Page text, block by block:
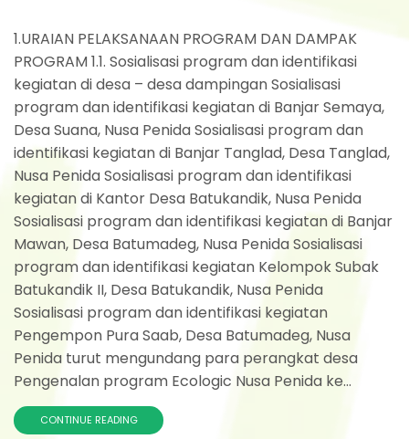
1.URAIAN PELAKSANAAN PROGRAM DAN DAMPAK
PROGRAM 1.1. Sosialisasi program dan identifikasi
kegiatan di desa – desa dampingan Sosialisasi
program dan identifikasi kegiatan di Banjar Semaya,
Desa Suana, Nusa Penida Sosialisasi program dan
identifikasi kegiatan di Banjar Tanglad, Desa Tanglad,
Nusa Penida Sosialisasi program dan identifikasi
kegiatan di Kantor Desa Batukandik, Nusa Penida
Sosialisasi program dan identifikasi kegiatan di Banjar
Mawan, Desa Batumadeg, Nusa Penida Sosialisasi
program dan identifikasi kegiatan Kelompok Subak
Batukandik II, Desa Batukandik, Nusa Penida
Sosialisasi program dan identifikasi kegiatan
Pengempon Pura Saab, Desa Batumadeg, Nusa
Penida turut mengundang para perangkat desa
Pengenalan program Ecologic Nusa Penida ke...
CONTINUE READING